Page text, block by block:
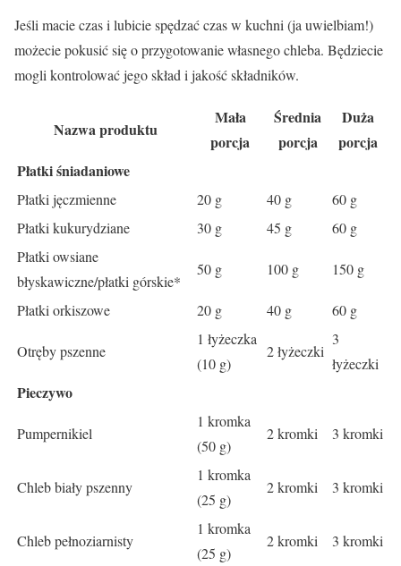
Jeśli macie czas i lubicie spędzać czas w kuchni (ja uwielbiam!)
możecie pokusić się o przygotowanie własnego chleba. Będziecie
mogli kontrolować jego skład i jakość składników.
Nazwa produktu
Mała
porcja
Średnia
porcja
Duża
porcja
Płatki śniadaniowe
Płatki jęczmienne 20 g 40 g
60 g
Płatki kukurydziane
30 g 45 g
60 g
Płatki owsiane
błyskawiczne/płatki górskie*
50 g 100 g 150 g
Płatki orkiszowe 20 g 40 g 60 g
Otręby pszenne
1 łyżeczka
(10 g)
2 łyżeczki
3
łyżeczki
Pieczywo
Pumpernikiel
1 kromka
(50 g)
2 kromki 3 kromki
Chleb biały pszenny
1 kromka
(25 g)
2 kromki 3 kromki
Chleb pełnoziarnisty
1 kromka
(25 g)
2 kromki 3 kromki